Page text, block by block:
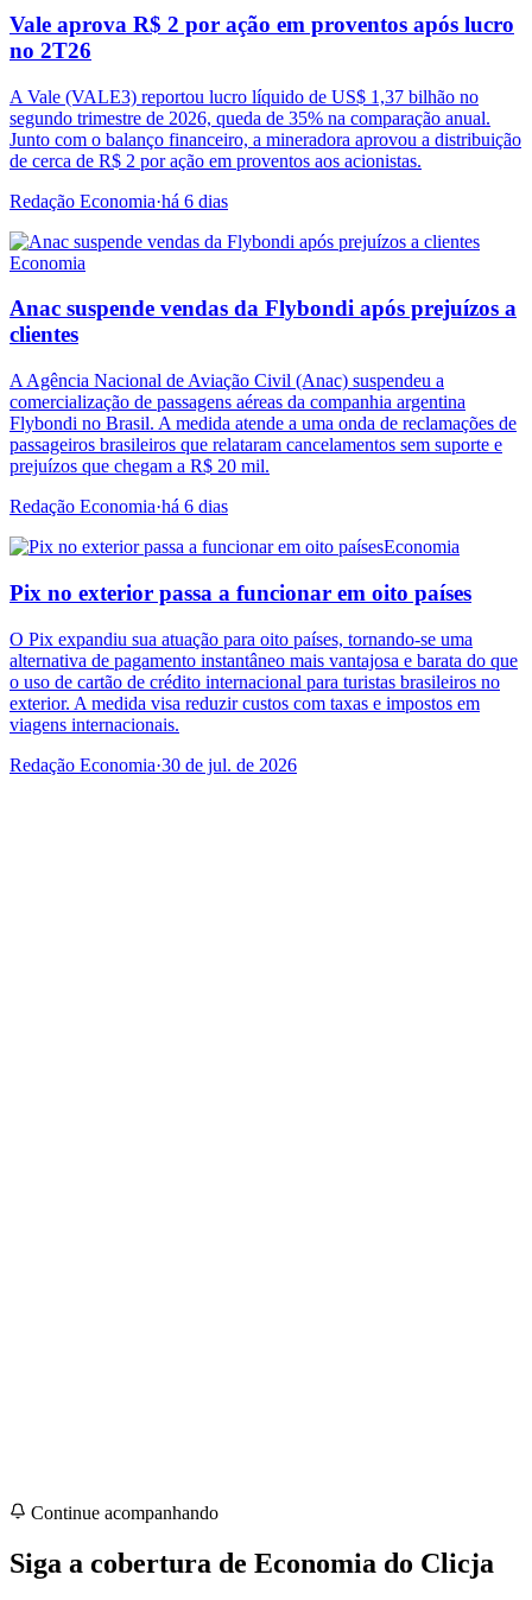
Vale aprova R$ 2 por ação em proventos após lucro
no 2T26
A Vale (VALE3) reportou lucro líquido de US$ 1,37 bilhão no
segundo trimestre de 2026, queda de 35% na comparação anual.
Junto com o balanço financeiro, a mineradora aprovou a distribuição
de cerca de R$ 2 por ação em proventos aos acionistas.
Redação Economia·há 6 dias
Economia
Anac suspende vendas da Flybondi após prejuízos a
clientes
A Agência Nacional de Aviação Civil (Anac) suspendeu a
comercialização de passagens aéreas da companhia argentina
Flybondi no Brasil. A medida atende a uma onda de reclamações de
passageiros brasileiros que relataram cancelamentos sem suporte e
prejuízos que chegam a R$ 20 mil.
Redação Economia·há 6 dias
Economia
Pix no exterior passa a funcionar em oito países
O Pix expandiu sua atuação para oito países, tornando-se uma
alternativa de pagamento instantâneo mais vantajosa e barata do que
o uso de cartão de crédito internacional para turistas brasileiros no
exterior. A medida visa reduzir custos com taxas e impostos em
viagens internacionais.
Redação Economia·30 de jul. de 2026
Continue acompanhando
Siga a cobertura de Economia do Clicja